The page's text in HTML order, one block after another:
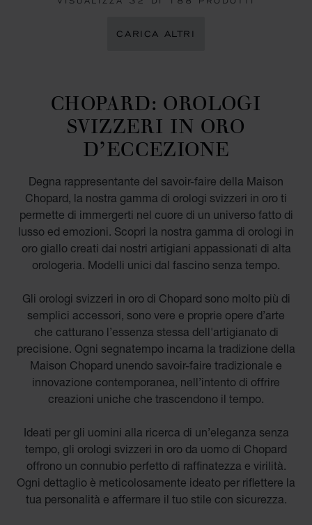
CARICA ALTRI
CHOPARD: OROLOGI
SVIZZERI IN ORO
D’ECCEZIONE
Degna rappresentante del savoir-faire della Maison
Chopard, la nostra gamma di orologi svizzeri in oro ti
permette di immergerti nel cuore di un universo fatto di
lusso ed emozioni. Scopri la nostra gamma di orologi in
oro giallo creati dai nostri artigiani appassionati di alta
orologeria. Modelli unici dal fascino senza tempo.
Gli orologi svizzeri in oro di Chopard sono molto più di
semplici accessori, sono vere e proprie opere d’arte
che catturano l’essenza stessa dell'artigianato di
precisione. Ogni segnatempo incarna la tradizione della
Maison Chopard unendo savoir-faire tradizionale e
innovazione contemporanea, nell’intento di offrire
creazioni uniche che trascendono il tempo.
Ideati per gli uomini alla ricerca di un’eleganza senza
tempo, gli orologi svizzeri in oro da uomo di Chopard
offrono un connubio perfetto di raffinatezza e virilità.
Ogni dettaglio è meticolosamente ideato per riflettere la
tua personalità e affermare il tuo stile con sicurezza.